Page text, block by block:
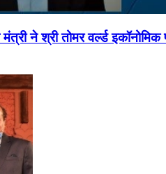
ने श्री तोमर वर्ल्ड